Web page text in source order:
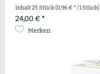
Inhalt25 Stück(0,96 € * / 1 Stück)
24,00 € *
Merken